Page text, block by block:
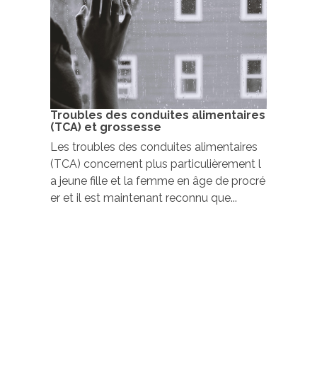
Troubles des conduites alimentaires
(TCA) et grossesse
Les troubles des conduites alimentaires
(TCA) concernent plus particulièrement l
a jeune fille et la femme en âge de procré
er et il est maintenant reconnu que...